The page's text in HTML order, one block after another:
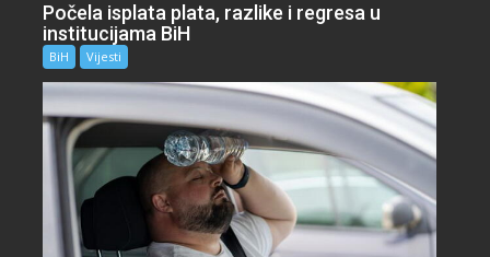
Počela isplata plata, razlike i regresa u
institucijama BiH
BiH Vijesti